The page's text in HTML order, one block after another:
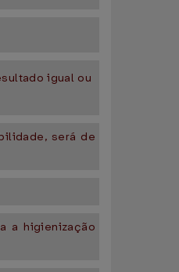
igual ou
será de
a higienização